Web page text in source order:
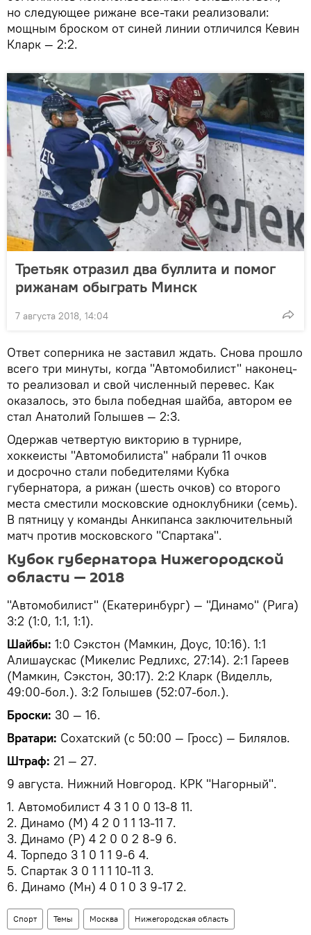
но следующее рижане все-таки реализовали:
мощным броском от синей линии отличился Кевин
Кларк — 2:2.
Третьяк отразил два буллита и помог
рижанам обыграть Минск
7 августа 2018, 14:04
Ответ соперника не заставил ждать. Снова прошло
всего три минуты, когда "Автомобилист" наконец-
то реализовал и свой численный перевес. Как
оказалось, это была победная шайба, автором ее
стал Анатолий Голышев — 2:3.
Одержав четвертую викторию в турнире,
хоккеисты "Автомобилиста" набрали 11 очков
и досрочно стали победителями Кубка
губернатора, а рижан (шесть очков) со второго
места сместили московские одноклубники (семь).
В пятницу у команды Анкипанса заключительный
матч против московского "Спартака".
Кубок губернатора Нижегородской
области — 2018
"Автомобилист" (Екатеринбург) — "Динамо" (Рига)
3:2 (1:0, 1:1, 1:1).
Шайбы: 1:0 Сэкстон (Мамкин, Доус, 10:16). 1:1
Алишаускас (Микелис Редлихс, 27:14). 2:1 Гареев
(Мамкин, Сэкстон, 30:17). 2:2 Кларк (Виделль,
49:00-бол.). 3:2 Голышев (52:07-бол.).
Броски: 30 — 16.
Вратари: Сохатский (с 50:00 — Гросс) — Билялов.
Штраф: 21 — 27.
9 августа. Нижний Новгород. КРК "Нагорный".
1. Автомобилист 4 3 1 0 0 13-8 11.
2. Динамо (М) 4 2 0 1 1 13-11 7.
3. Динамо (Р) 4 2 0 0 2 8-9 6.
4. Торпедо 3 1 0 1 1 9-6 4.
5. Спартак 3 0 1 1 1 10-11 3.
6. Динамо (Мн) 4 0 1 0 3 9-17 2.
Спорт Темы Москва Нижегородская область